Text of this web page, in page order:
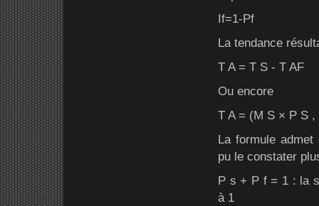
If=1-Pf
La tendance
T A = T S - T AF
Ou encore
T A = (M S × P S
La formule
pu le constater
P s + P f = 1 : la
à 1